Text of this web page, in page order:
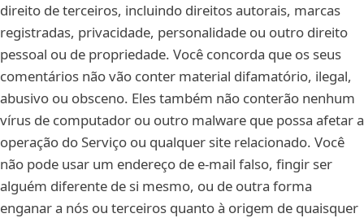
direito de terceiros, incluindo direitos autorais, marcas
registradas, privacidade, personalidade ou outro direito
pessoal ou de propriedade. Você concorda que os seus
comentários não vão conter material difamatório, ilegal,
abusivo ou obsceno. Eles também não conterão nenhum
vírus de computador ou outro malware que possa afetar a
operação do Serviço ou qualquer site relacionado. Você
não pode usar um endereço de e-mail falso, fingir ser
alguém diferente de si mesmo, ou de outra forma
enganar a nós ou terceiros quanto à origem de quaisquer